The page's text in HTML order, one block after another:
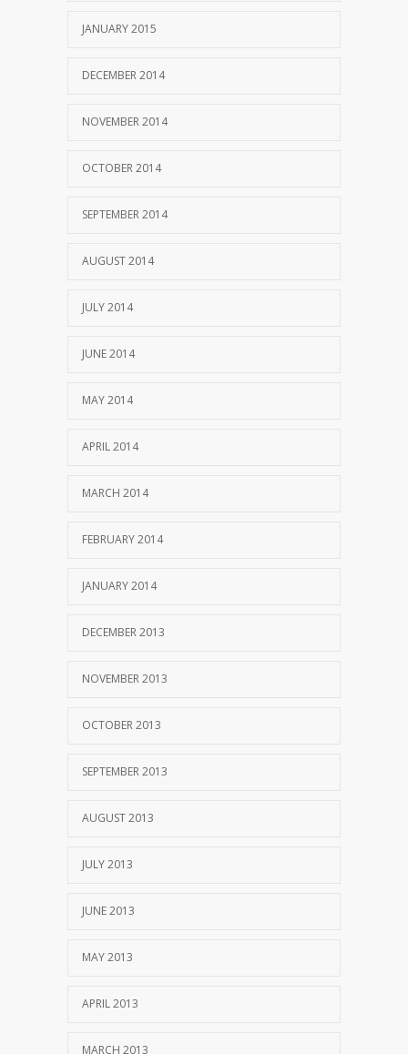
JANUARY 2015
DECEMBER 2014
NOVEMBER 2014
OCTOBER 2014
SEPTEMBER 2014
AUGUST 2014
JULY 2014
JUNE 2014
MAY 2014
APRIL 2014
MARCH 2014
FEBRUARY 2014
JANUARY 2014
DECEMBER 2013
NOVEMBER 2013
OCTOBER 2013
SEPTEMBER 2013
AUGUST 2013
JULY 2013
JUNE 2013
MAY 2013
APRIL 2013
MARCH 2013